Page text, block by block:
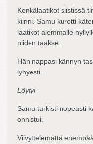
Kenkälaatikot siistissä
kiinni. Samu kurotti
laatikot alemmalle
niiden taakse.
Hän nappasi kännyn
lyhyesti.
Löytyi
Samu tarkisti nopeasti
onnistui.
Viivyttelemättä